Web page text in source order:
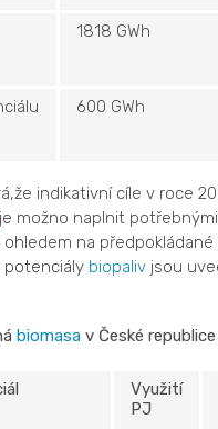
1818 GWh
600 GWh
indikativní cíle v roce
je možno naplnit
ohledem na
potenciály biopaliv jsou
biomasa v České
Využití
PJ